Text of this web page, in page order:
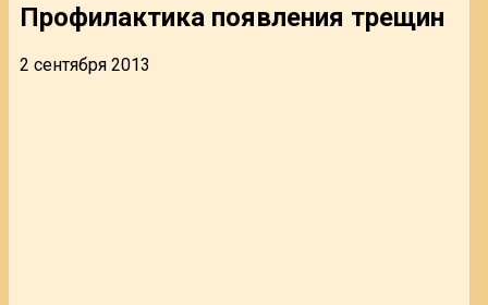
Профилактика появления трещин
2 сентября 2013